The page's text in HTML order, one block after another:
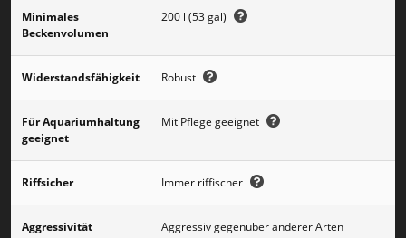
Minimales
Beckenvolumen
200 l (53 gal)
Widerstandsfähigkeit Robust
Für Aquariumhaltung
geeignet
Mit Pflege geeignet
Riffsicher Immer riffischer
Aggressivität Aggressiv gegenüber anderer Arten